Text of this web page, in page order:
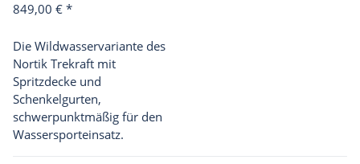
849,00 € *
Die Wildwasservariante des
Nortik Trekraft mit
Spritzdecke und
Schenkelgurten,
schwerpunktmäßig für den
Wassersporteinsatz.